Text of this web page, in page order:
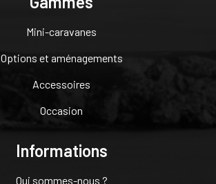
Mini-caravanes
Options et aménagements
Accessoires
Occasion
Informations
Qui sommes-nous ?